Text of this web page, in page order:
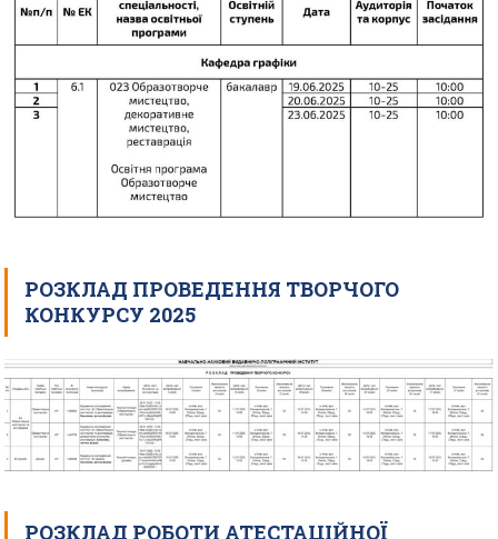
РОЗКЛАД ПРОВЕДЕННЯ ТВОРЧОГО
КОНКУРСУ 2025
РОЗКЛАД РОБОТИ АТЕСТАЦІЙНОЇ